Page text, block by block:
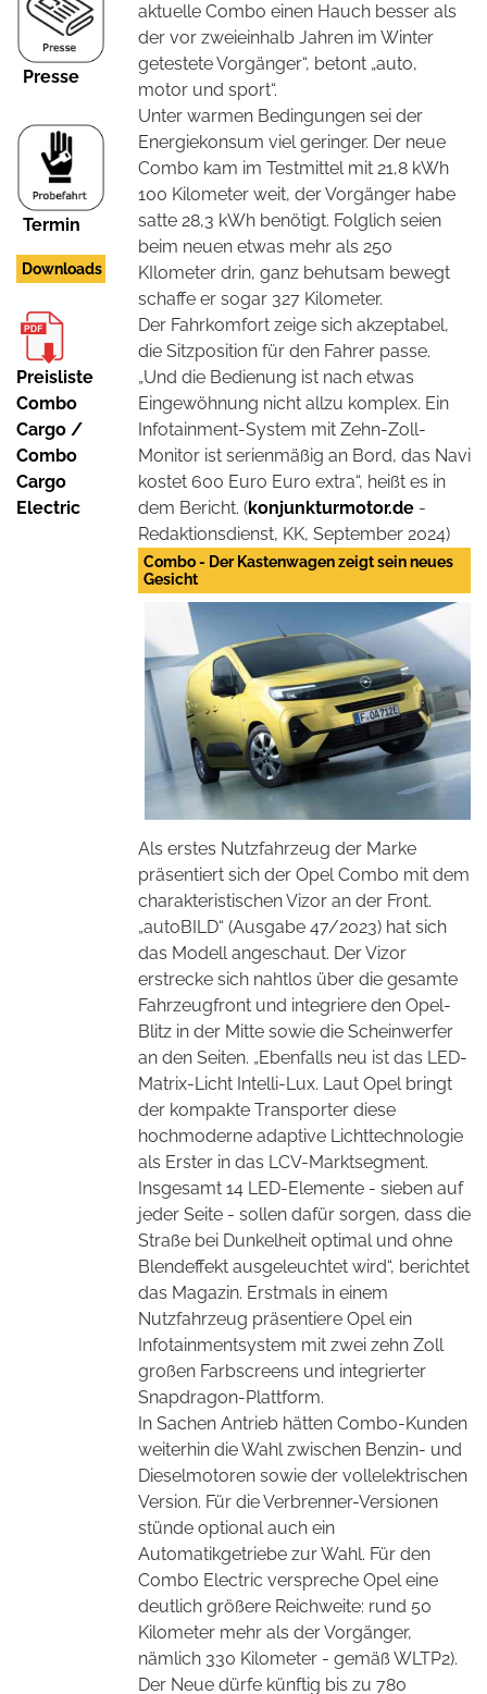
Presse
Termin
Downloads
Preisliste
Combo
Cargo /
Combo
Cargo
Electric
aktuelle Combo einen Hauch besser als
der vor zweieinhalb Jahren im Winter
getestete Vorgänger“, betont „auto,
motor und sport“.
Unter warmen Bedingungen sei der
Energiekonsum viel geringer. Der neue
Combo kam im Testmittel mit 21,8 kWh
100 Kilometer weit, der Vorgänger habe
satte 28,3 kWh benötigt. Folglich seien
beim neuen etwas mehr als 250
KIlometer drin, ganz behutsam bewegt
schaffe er sogar 327 Kilometer.
Der Fahrkomfort zeige sich akzeptabel,
die Sitzposition für den Fahrer passe.
„Und die Bedienung ist nach etwas
Eingewöhnung nicht allzu komplex. Ein
Infotainment-System mit Zehn-Zoll-
Monitor ist serienmäßig an Bord, das Navi
kostet 600 Euro Euro extra“, heißt es in
dem Bericht. (konjunkturmotor.de -
Redaktionsdienst, KK, September 2024)
Combo - Der Kastenwagen zeigt sein neues
Gesicht
Als erstes Nutzfahrzeug der Marke
präsentiert sich der Opel Combo mit dem
charakteristischen Vizor an der Front.
„autoBILD“ (Ausgabe 47/2023) hat sich
das Modell angeschaut. Der Vizor
erstrecke sich nahtlos über die gesamte
Fahrzeugfront und integriere den Opel-
Blitz in der Mitte sowie die Scheinwerfer
an den Seiten. „Ebenfalls neu ist das LED-
Matrix-Licht Intelli-Lux. Laut Opel bringt
der kompakte Transporter diese
hochmoderne adaptive Lichttechnologie
als Erster in das LCV-Marktsegment.
Insgesamt 14 LED-Elemente - sieben auf
jeder Seite - sollen dafür sorgen, dass die
Straße bei Dunkelheit optimal und ohne
Blendeffekt ausgeleuchtet wird“, berichtet
das Magazin. Erstmals in einem
Nutzfahrzeug präsentiere Opel ein
Infotainmentsystem mit zwei zehn Zoll
großen Farbscreens und integrierter
Snapdragon-Plattform.
In Sachen Antrieb hätten Combo-Kunden
weiterhin die Wahl zwischen Benzin- und
Dieselmotoren sowie der vollelektrischen
Version. Für die Verbrenner-Versionen
stünde optional auch ein
Automatikgetriebe zur Wahl. Für den
Combo Electric verspreche Opel eine
deutlich größere Reichweite: rund 50
Kilometer mehr als der Vorgänger,
nämlich 330 Kilometer - gemäß WLTP2).
Der Neue dürfe künftig bis zu 780